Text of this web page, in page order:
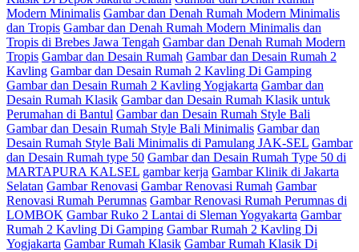
Modern Minimalis Gambar dan Denah Rumah Modern Minimalis
dan Tropis Gambar dan Denah Rumah Modern Minimalis dan
Tropis di Brebes Jawa Tengah Gambar dan Denah Rumah Modern
Tropis Gambar dan Desain Rumah Gambar dan Desain Rumah 2
Kavling Gambar dan Desain Rumah 2 Kavling Di Gamping
Gambar dan Desain Rumah 2 Kavling Yogjakarta Gambar dan
Desain Rumah Klasik Gambar dan Desain Rumah Klasik untuk
Perumahan di Bantul Gambar dan Desain Rumah Style Bali
Gambar dan Desain Rumah Style Bali Minimalis Gambar dan
Desain Rumah Style Bali Minimalis di Pamulang JAK-SEL Gambar
dan Desain Rumah type 50 Gambar dan Desain Rumah Type 50 di
MARTAPURA KALSEL gambar kerja Gambar Klinik di Jakarta
Selatan Gambar Renovasi Gambar Renovasi Rumah Gambar
Renovasi Rumah Perumnas Gambar Renovasi Rumah Perumnas di
LOMBOK Gambar Ruko 2 Lantai di Sleman Yogyakarta Gambar
Rumah 2 Kavling Di Gamping Gambar Rumah 2 Kavling Di
Yogjakarta Gambar Rumah Klasik Gambar Rumah Klasik Di